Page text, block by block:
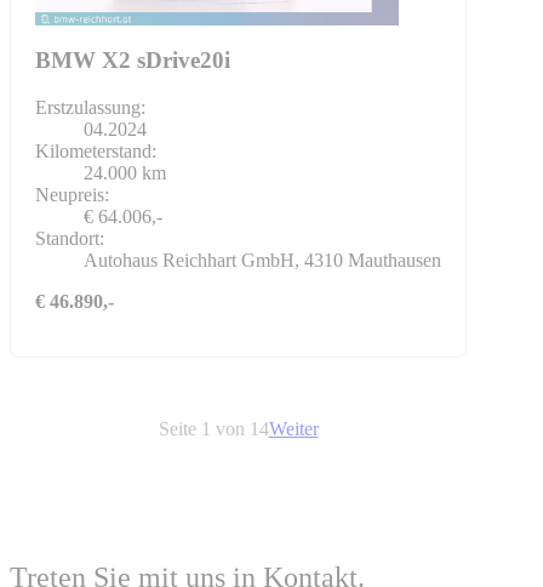
BMW X2 sDrive20i
Erstzulassung:
04.2024
Kilometerstand:
24.000 km
Neupreis:
€ 64.006,-
Standort:
Autohaus Reichhart GmbH, 4310 Mauthausen
€ 46.890,-
Seite 1 von 14Weiter
Treten Sie mit uns in Kontakt.